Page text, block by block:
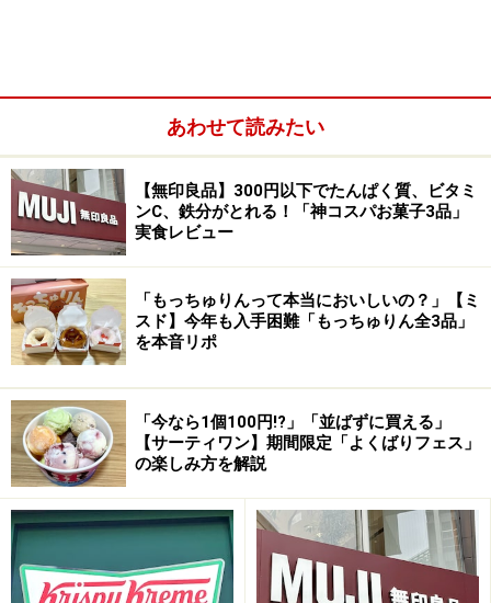
た「枝豆昆布」、セミドライトマトに白味噌やクミンを
合わせた「白味噌トマト」など、和素材を取り入れつつ
お酒に合う味にアレンジしているのが面白い！
さらに、「珈琲」や「ココナッツ」など甘い系のクッキ
ーにはウイスキーやラムなどのお酒を隠し味に加えてお
り、お酒とのペアリングの幅も広がります。
しかもうれしいのは、糖質オフでもあること。小麦や砂
漢果（らかんか）、エリスリトールなどの糖に置き換え
ることで軽やかな食感と味わいを実現したそうです。
京都の石庭をイメージしたというモダンなパッケージも
すてきで、糖質や健康に気を遣う方、男性への贈り物に
もぴったりです。
あわせて読みたい
【無印良品】300円以下でたんぱく質、ビタミ
ンC、鉄分がとれる！「神コスパお菓子3品」
実食レビュー
「もっちゅりんって本当においしいの？」【ミ
スド】今年も入手困難「もっちゅりん全3品」
を本音リポ
「今なら1個100円!?」「並ばずに買える」
【サーティワン】期間限定「よくばりフェス」
の楽しみ方を解説